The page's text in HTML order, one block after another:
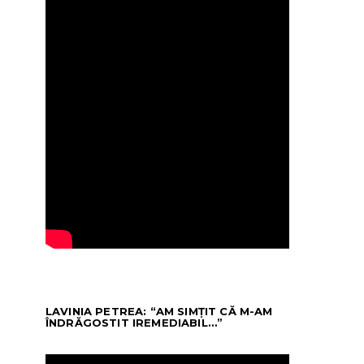
LAVINIA PETREA: “AM SIMȚIT CĂ M-AM
ÎNDRĂGOSTIT IREMEDIABIL…”